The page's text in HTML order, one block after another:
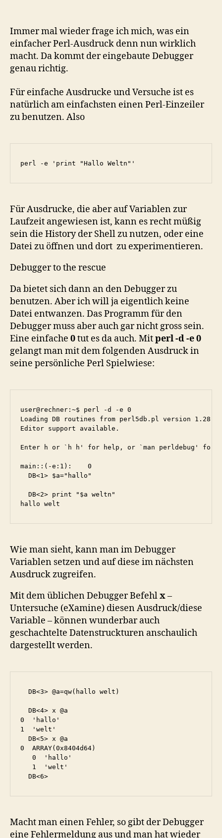
Immer mal wieder frage ich mich, was ein
einfacher Perl-Ausdruck denn nun wirklich
macht. Da kommt der eingebaute Debugger
genau richtig.
Für einfache Ausdrucke und Versuche ist es
natürlich am einfachsten einen Perl-Einzeiler
zu benutzen. Also
perl -e 'print "Hallo Weltn"'
Für Ausdrucke, die aber auf Variablen zur
Laufzeit angewiesen ist, kann es recht müßig
sein die History der Shell zu nutzen, oder eine
Datei zu öffnen und dort zu experimentieren.
Debugger to the rescue
Da bietet sich dann an den Debugger zu
benutzen. Aber ich will ja eigentlich keine
Datei entwanzen. Das Programm für den
Debugger muss aber auch gar nicht gross sein.
Eine einfache 0tut es da auch. Mitperl -d -e 0
gelangt man mit dem folgenden Ausdruck in
seine persönliche Perl Spielwiese:
user@rechner:~$ perl -d -e 0
Loading DB routines from perl5db.pl version 1.28
Editor support available.
Enter h or `h h' for help, or `man perldebug' for
main::(-e:1):    0
DB<1> $a="hallo"
DB<2> print "$a weltn"
hallo welt
Wie man sieht, kann man im Debugger
Variablen setzen und auf diese im nächsten
Ausdruck zugreifen.
Mit dem üblichen Debugger Befehlx–
Untersuche (eXamine) diesen Ausdruck/diese
Variable – können wunderbar auch
geschachtelte Datenstruckturen anschaulich
dargestellt werden.
  DB<3> @a=qw(hallo welt)
  DB<4> x @a
0  'hallo'
1  'welt'
  DB<5> x @a
0  ARRAY(0x8404d64)
   0  'hallo'
   1  'welt'
Macht man einen Fehler, so gibt der Debugger
eine Fehlermeldung aus und man hat wieder